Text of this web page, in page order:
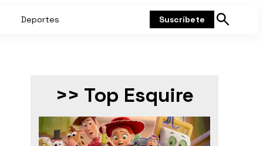
Deportes Suscríbete
Mostrar
>> Top Esquire